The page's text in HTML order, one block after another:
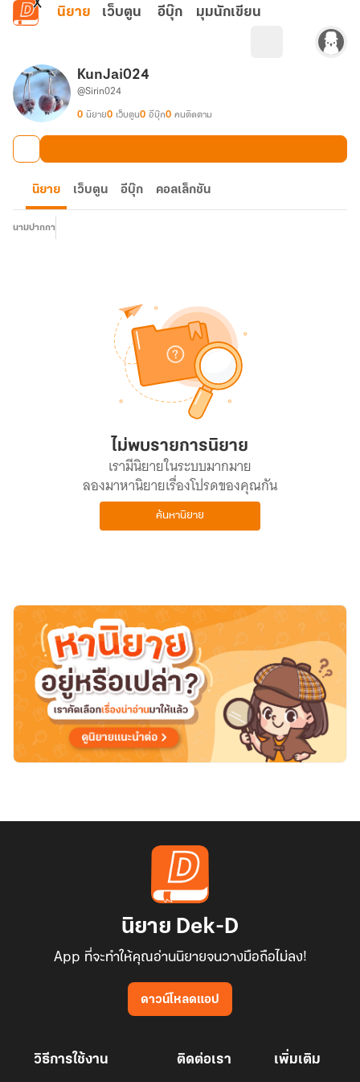
ข้ามไปยังเนื้อหาหลัก
นิยาย เว็บตูน อีบุ๊ก มุมนักเขียน
KunJai024
@Sirin024
0 นิยาย0 เว็บตูน0 อีบุ๊ก0 คนติดตาม
นิยาย เว็บตูน อีบุ๊ก คอลเล็กชัน
นามปากกา
ไม่พบรายการนิยาย
เรามีนิยายในระบบมากมาย
ลองมาหานิยายเรื่องโปรดของคุณกัน
ค้นหานิยาย
นิยาย Dek-D
App ที่จะทำให้คุณอ่านนิยายจนวางมือถือไม่ลง!
ดาวน์โหลดแอป
วิธีการใช้งาน ติดต่อเรา เพิ่มเติม